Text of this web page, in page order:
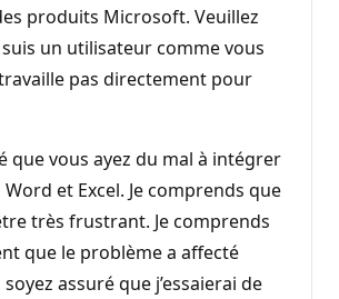
produits Microsoft. Veuillez
un utilisateur comme vous
pas directement pour
que vous ayez du mal à intégrer
et Excel. Je comprends que
très frustrant. Je comprends
que le problème a affecté
assuré que j’essaierai de